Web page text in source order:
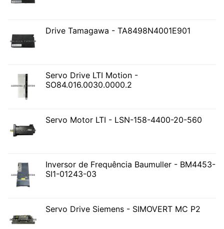
Drive Tamagawa - TA8498N4001E901
Servo Drive LTI Motion -
SO84.016.0030.0000.2
Servo Motor LTI - LSN-158-4400-20-560
Inversor de Frequência Baumuller - BM4453-
SI1-01243-03
Servo Drive Siemens - SIMOVERT MC P2